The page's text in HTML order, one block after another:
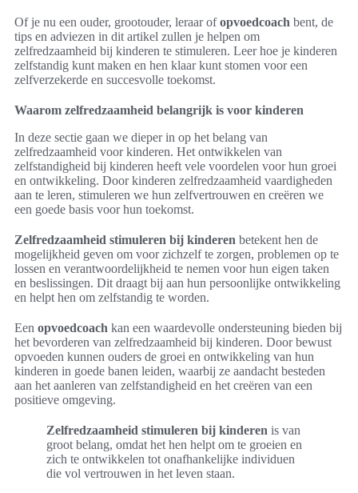
Of je nu een ouder, grootouder, leraar ofopvoedcoach bent, de
tips en adviezen in dit artikel zullen je helpen om
zelfredzaamheid bij kinderen te stimuleren. Leer hoe je kinderen
zelfstandig kunt maken en hen klaar kunt stomen voor een
zelfverzekerde en succesvolle toekomst.
Waarom zelfredzaamheid belangrijk is voor kinderen
In deze sectie gaan we dieper in op het belang van
zelfredzaamheid voor kinderen. Het ontwikkelen van
zelfstandigheid bij kinderen heeft vele voordelen voor hun groei
en ontwikkeling. Door kinderen zelfredzaamheid vaardigheden
aan te leren, stimuleren we hun zelfvertrouwen en creëren we
een goede basis voor hun toekomst.
Zelfredzaamheid stimuleren bij kinderen betekent hen de
mogelijkheid geven om voor zichzelf te zorgen, problemen op te
lossen en verantwoordelijkheid te nemen voor hun eigen taken
en beslissingen. Dit draagt bij aan hun persoonlijke ontwikkeling
en helpt hen om zelfstandig te worden.
Een opvoedcoach kan een waardevolle ondersteuning bieden bij
het bevorderen van zelfredzaamheid bij kinderen. Door bewust
opvoeden kunnen ouders de groei en ontwikkeling van hun
kinderen in goede banen leiden, waarbij ze aandacht besteden
aan het aanleren van zelfstandigheid en het creëren van een
positieve omgeving.
Zelfredzaamheid stimuleren bij kinderen is van
groot belang, omdat het hen helpt om te groeien en
zich te ontwikkelen tot onafhankelijke individuen
die vol vertrouwen in het leven staan.